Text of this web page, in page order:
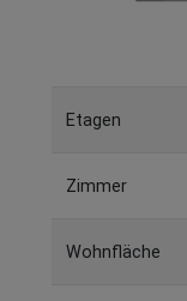
Etagen
Zimmer
Wohnfläche